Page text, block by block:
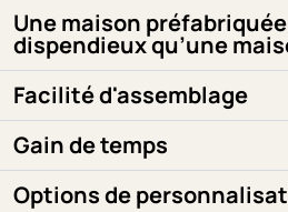
Une maison
dispendieux qu’une
Facilité d'assemblage
Gain de temps
Options de